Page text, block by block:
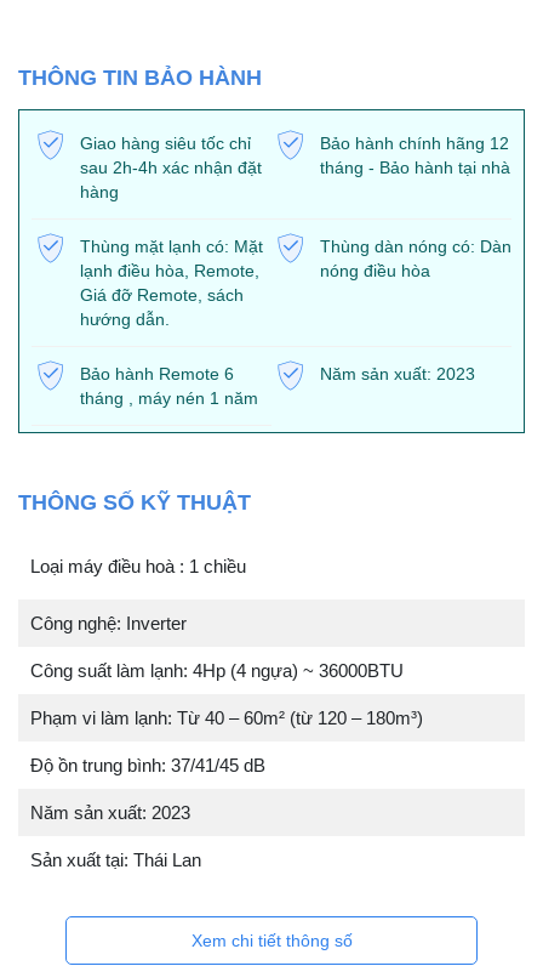
THÔNG TIN BẢO HÀNH
Giao hàng siêu tốc chỉ
sau 2h-4h xác nhận đặt
hàng
Bảo hành chính hãng 12
tháng - Bảo hành tại nhà
Thùng mặt lạnh có: Mặt
lạnh điều hòa, Remote,
Giá đỡ Remote, sách
hướng dẫn.
Thùng dàn nóng có: Dàn
nóng điều hòa
Bảo hành Remote 6
tháng , máy nén 1 năm
Năm sản xuất: 2023
THÔNG SỐ KỸ THUẬT
Loại máy điều hoà : 1 chiều
Công nghệ: Inverter
Công suất làm lạnh: 4Hp (4 ngựa) ~ 36000BTU
Phạm vi làm lạnh: Từ 40 – 60m² (từ 120 – 180m³)
Độ ồn trung bình: 37/41/45 dB
Năm sản xuất: 2023
Sản xuất tại: Thái Lan
Xem chi tiết thông số